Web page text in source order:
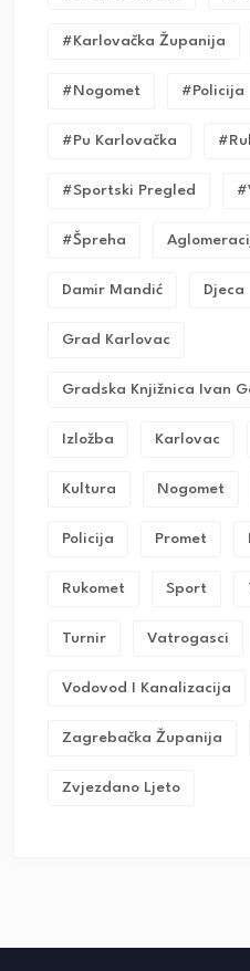
#karlovačka Županija
#nogomet #policija
#pu Karlovačka
#sportski Pregled
#Špreha
Damir Mandić Djeca
Grad Karlovac
Gradska Knjižnica Ivan
Izložba Karlovac
Kultura Nogomet
Policija Promet
Rukomet Sport
Turnir Vatrogasci
Vodovod I Kanalizacija
Zagrebačka Županija
Zvjezdano Ljeto